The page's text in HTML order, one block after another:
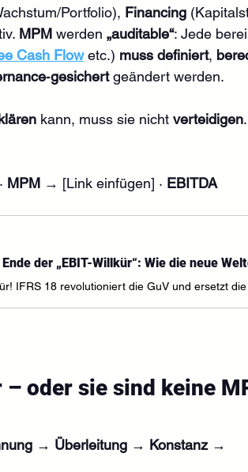
Portfolio), Financing
MPM werden „auditable“: Jede
Cash Flow etc.) muss definiert,
geändert werden.
kann, muss sie nicht verteidigen.
MPM → [Link einfügen] · EBITDA
– oder sie sind keine
→ Überleitung → Konstanz →